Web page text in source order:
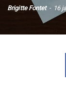
Brigitte Fontet 16